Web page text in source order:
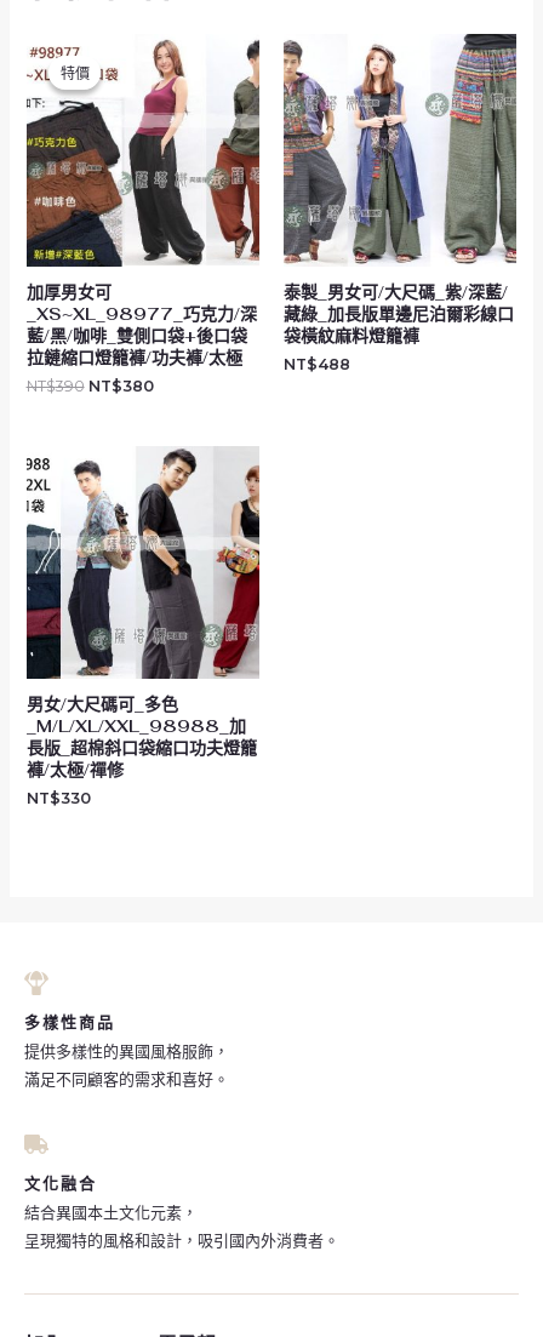
特價
特價
加厚男女可
_XS~XL_98977_巧克力/深
藍/黑/咖啡_雙側口袋+後口袋
拉鏈縮口燈籠褲/功夫褲/太極
NT$390
價
格：
NT$390。
NT$380
目
前
價
格：
NT$380。
泰製_男女可/大尺碼_紫/深藍/
藏綠_加長版單邊尼泊爾彩線口
袋橫紋麻料燈籠褲
NT$488
男女/大尺碼可_多色
_M/L/XL/XXL_98988_加
長版_超棉斜口袋縮口功夫燈籠
褲/太極/禪修
NT$330
多樣性商品
提供多樣性的異國風格服飾，
滿足不同顧客的需求和喜好。
文化融合
結合異國本土文化元素，
呈現獨特的風格和設計，吸引國內外消費者。